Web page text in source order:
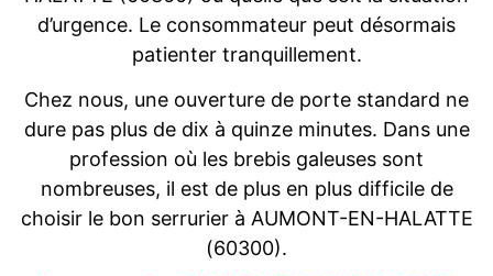
d’urgence. Le consommateur peut désormais
patienter tranquillement.
Chez nous, une ouverture de porte standard ne
dure pas plus de dix à quinze minutes. Dans une
profession où les brebis galeuses sont
nombreuses, il est de plus en plus difficile de
choisir le bon serrurier à AUMONT-EN-HALATTE
(60300).